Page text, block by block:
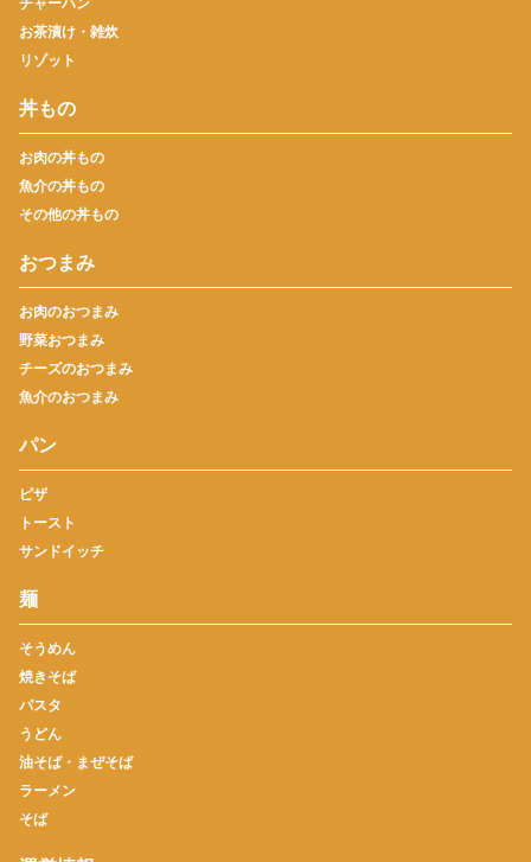
お茶漬け・雑炊
リゾット
丼もの
お肉の丼もの
魚介の丼もの
その他の丼もの
おつまみ
お肉のおつまみ
野菜おつまみ
チーズのおつまみ
魚介のおつまみ
パン
ピザ
トースト
サンドイッチ
麺
そうめん
焼きそば
パスタ
うどん
油そば・まぜそば
ラーメン
そば